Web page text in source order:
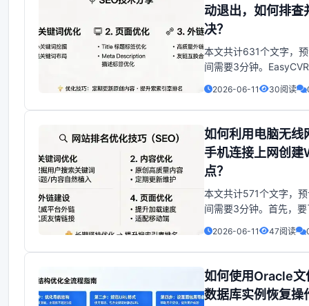
格式校验和格式转
动退出，如何排查
决？
本文共计631个文字，
间需要3分钟。
视频汇聚管理，支持视
播、云端录像、云存储
与回放、智能告警、平
能分析等视频服务。平
通过国标GB28181、
协议接入。Ea
2026-06-11 30阅读
如何利用电脑无线
手机连接上网创建
点？
本文共计571个文字，
间需要3分钟。首先，
的网卡是否支持网络负
CMD中，使用命令
show drivers运行完成
网卡是否支持网络负载
了解自己的网卡是否支
载。1.
2026-06-11 47阅读
如何使用Oracle文
数据库实例恢复操